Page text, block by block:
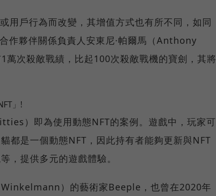
用戶行為而改變，其增值方式也有所不同，如同
作夥伴關係負責人安東尼·帕爾馬（Anthony
萬次殺敵戰績，比起100次殺敵戰機的寶劍，其將
」!
）即為使用動態NFT的案例。遊戲中，玩家可
都是一個動態NFT，因此持有者能夠更新與NFT
，提供多元的遊戲體驗。
）的藝術家Beeple，也曾在2020年